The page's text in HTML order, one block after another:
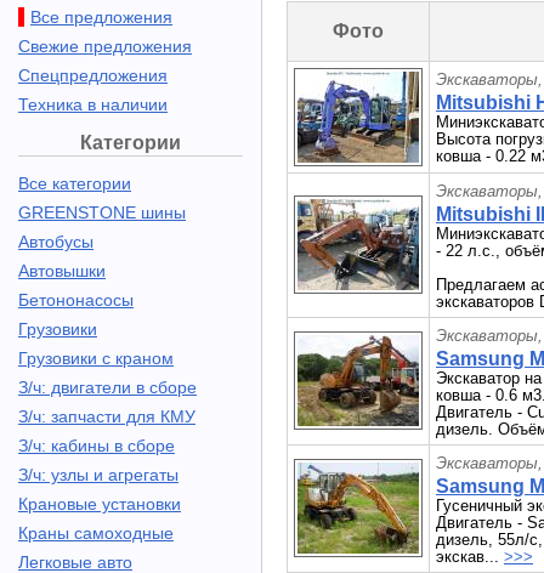
Все предложения
Свежие предложения
Спецпредложения
Техника в наличии
Категории
Все категории
GREENSTONE шины
Автобусы
Автовышки
Бетононасосы
Грузовики
Грузовики с краном
З/ч: двигатели в сборе
З/ч: запчасти для КМУ
З/ч: кабины в сборе
З/ч: узлы и агрегаты
Крановые установки
Краны самоходные
Легковые авто
Фото
Mitsubishi
Высота
ковша - 0.22
Mitsubishi
- 22 л.с.,
Предлагаем
Samsung
Экскаватор
ковша - 0.6
Двигатель -
дизель.
Samsung
Гусеничный
Двигатель -
дизель, 55л/
экскав... >>>